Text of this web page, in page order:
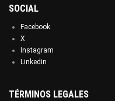
SOCIAL
Facebook
X
Instagram
Linkedin
TÉRMINOS LEGALES